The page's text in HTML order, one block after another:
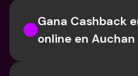
Gana Cashback
online en Auchan